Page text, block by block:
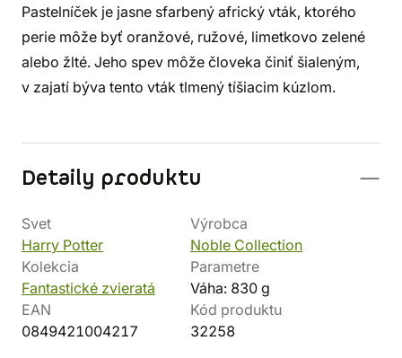
Pastelníček je jasne sfarbený africký vták, ktorého
perie môže byť oranžové, ružové, limetkovo zelené
alebo žlté. Jeho spev môže človeka činiť šialeným,
v zajatí býva tento vták tlmený tíšiacim kúzlom.
Detaily produktu
Svet
Harry Potter
Výrobca
Noble Collection
Kolekcia
Fantastické zvieratá
Parametre
Váha: 830 g
EAN
0849421004217
Kód produktu
32258